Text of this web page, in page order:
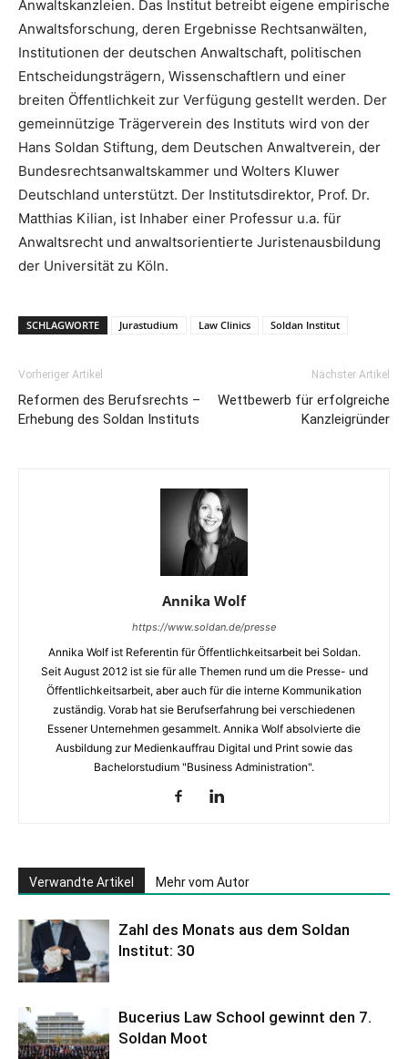
Anwaltskanzleien. Das Institut betreibt eigene empirische
Anwaltsforschung, deren Ergebnisse Rechtsanwälten,
Institutionen der deutschen Anwaltschaft, politischen
Entscheidungsträgern, Wissenschaftlern und einer
breiten Öffentlichkeit zur Verfügung gestellt werden. Der
gemeinnützige Trägerverein des Instituts wird von der
Hans Soldan Stiftung, dem Deutschen Anwaltverein, der
Bundesrechtsanwaltskammer und Wolters Kluwer
Deutschland unterstützt. Der Institutsdirektor, Prof. Dr.
Matthias Kilian, ist Inhaber einer Professur u.a. für
Anwaltsrecht und anwaltsorientierte Juristenausbildung
der Universität zu Köln.
SCHLAGWORTE Jurastudium Law Clinics Soldan Institut
Vorheriger Artikel
Reformen des Berufsrechts –
Erhebung des Soldan Instituts
Nächster Artikel
Wettbewerb für erfolgreiche
Kanzleigründer
Annika Wolf
https://www.soldan.de/presse
Annika Wolf ist Referentin für Öffentlichkeitsarbeit bei Soldan.
Seit August 2012 ist sie für alle Themen rund um die Presse- und
Öffentlichkeitsarbeit, aber auch für die interne Kommunikation
zuständig. Vorab hat sie Berufserfahrung bei verschiedenen
Essener Unternehmen gesammelt. Annika Wolf absolvierte die
Ausbildung zur Medienkauffrau Digital und Print sowie das
Bachelorstudium "Business Administration".
Verwandte Artikel Mehr vom Autor
Zahl des Monats aus dem Soldan
Institut: 30
Bucerius Law School gewinnt den 7.
Soldan Moot